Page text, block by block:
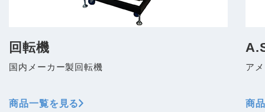
回転機
国内メーカー製回転機
商品一覧を見る
ア
商